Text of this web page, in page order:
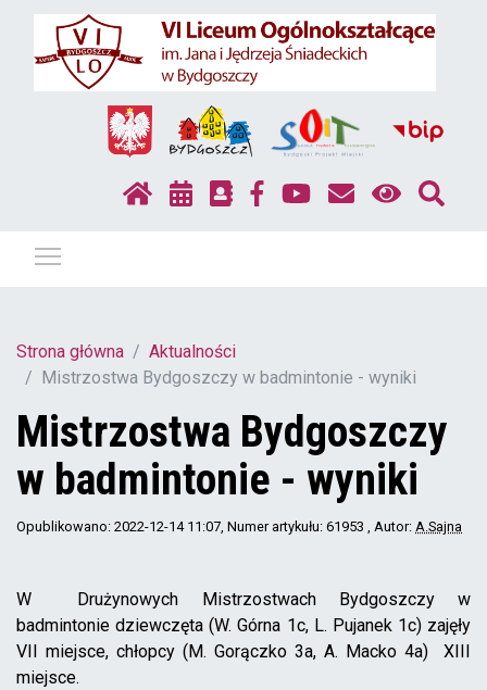
Strona główna
Aktualności
Mistrzostwa Bydgoszczy w badmintonie - wyniki
Mistrzostwa Bydgoszczy
w badmintonie - wyniki
Opublikowano: 2022-12-14 11:07, Numer artykułu: 61953 , Autor: A.Sajna
W Drużynowych Mistrzostwach Bydgoszczy w
badmintonie dziewczęta (W. Górna 1c, L. Pujanek 1c) zajęły
VII miejsce, chłopcy (M. Gorączko 3a, A. Macko 4a) XIII
miejsce.